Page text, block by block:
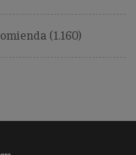
(1.160)